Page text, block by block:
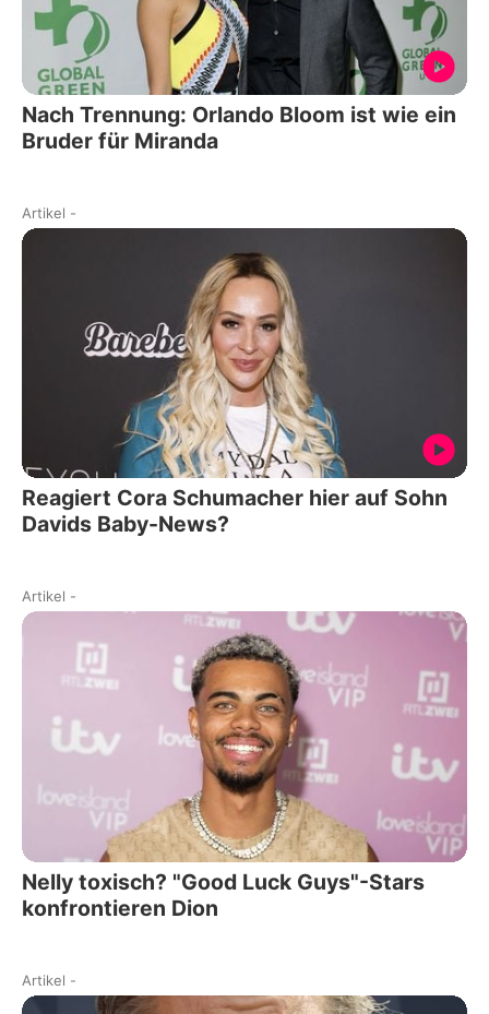
Nach Trennung: Orlando Bloom ist wie ein
Bruder für Miranda
Artikel -
Reagiert Cora Schumacher hier auf Sohn
Davids Baby-News?
Artikel -
Nelly toxisch? "Good Luck Guys"-Stars
konfrontieren Dion
Artikel -